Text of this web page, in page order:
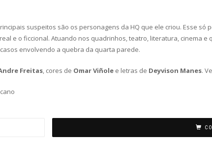
suspeitos são os personagens da HQ que ele criou. Esse só
e o ficcional. Atuando nos quadrinhos, teatro, literatura, cinema
envolvendo a quebra da quarta parede.
Freitas, cores de Omar Viñole e letras de Deyvison Manes.